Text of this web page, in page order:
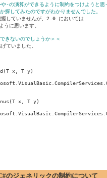
-の演算ができるように制約をつけようと思
探してみたのですがわかりませんでした。
していませんが、2.0 においては
うに思います。
きないのでしょうか＞＜
ていました。
x, T y)
x, T y)
のジェネリックの制約について